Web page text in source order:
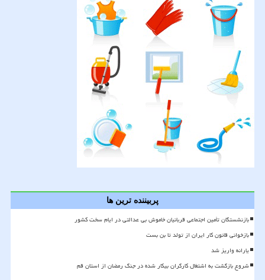
پربیننده ترین ها
بازنشستگان تأمین اجتماعی قربانیان خاموش بی عدالتی در ایام سخت کشور
بازخوانی قانون کار ایران از تولد تا بن بست
یارانه واریز شد
شروع بازگشت به اشتغال کارگران بیکار شده در جنگ رمضان از استان قم